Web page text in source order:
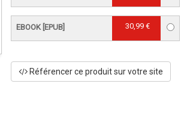
EBOOK [EPUB] 30,99 €
Référencer ce produit sur votre site